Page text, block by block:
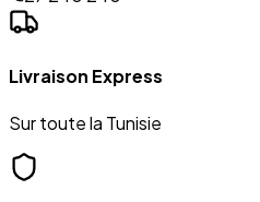
Livraison Express
Sur toute la Tunisie